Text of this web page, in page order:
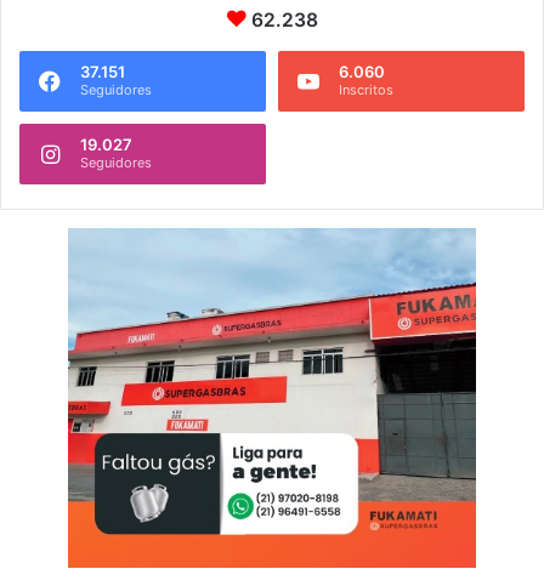
62.238
37.151
Seguidores
6.060
Inscritos
19.027
Seguidores